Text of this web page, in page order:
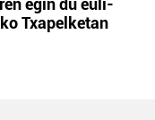
egin du euli-
Txapelketan